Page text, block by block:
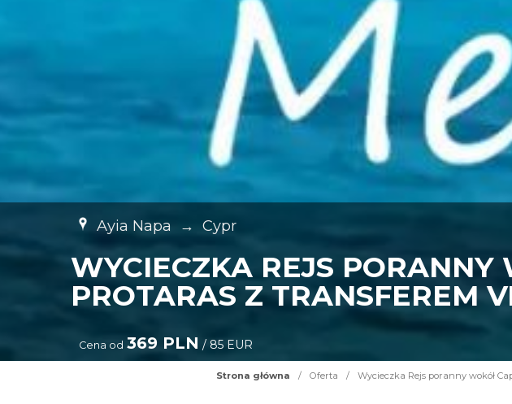
Ayia Napa → Cypr
WYCIECZKA REJS PORANNY
PROTARAS Z TRANSFEREM
Cena od 369 PLN / 85 EUR
Strona główna / Oferta / Wycieczka Rejs poranny wokół